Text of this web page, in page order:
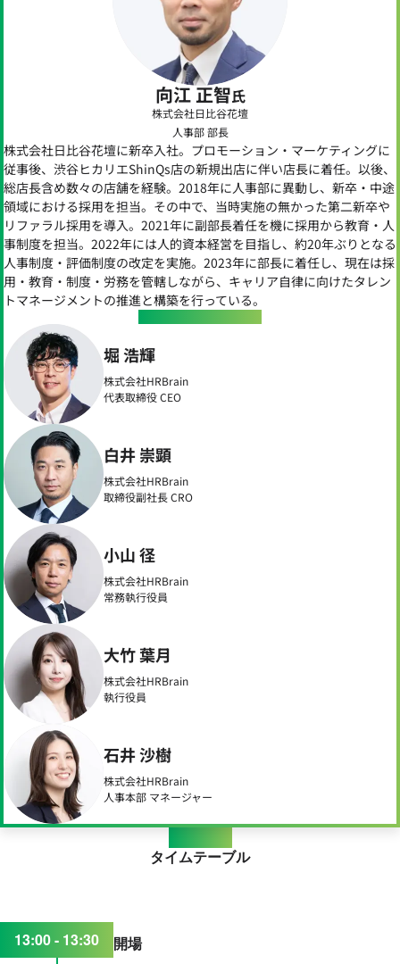
向江 正智氏
株式会社日比谷花壇
人事部 部長
株式会社日比谷花壇に新卒入社。プロモーション・マーケティングに
従事後、渋谷ヒカリエShinQs店の新規出店に伴い店長に着任。以後、
総店長含め数々の店舗を経験。2018年に人事部に異動し、新卒・中途
領域における採用を担当。その中で、当時実施の無かった第二新卒や
リファラル採用を導入。2021年に副部長着任を機に採用から教育・人
事制度を担当。2022年には人的資本経営を目指し、約20年ぶりとなる
人事制度・評価制度の改定を実施。2023年に部長に着任し、現在は採
用・教育・制度・労務を管轄しながら、キャリア自律に向けたタレン
トマネージメントの推進と構築を行っている。
HRBrainSpeaker
堀 浩輝
株式会社HRBrain
代表取締役 CEO
白井 崇顕
株式会社HRBrain
取締役副社長 CRO
小山 径
株式会社HRBrain
常務執行役員
大竹 葉月
株式会社HRBrain
執行役員
石井 沙樹
株式会社HRBrain
人事本部 マネージャー
タイムテーブル
13:00 - 13:30
開場